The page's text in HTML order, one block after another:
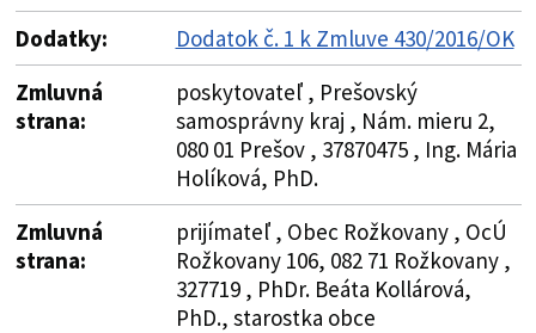
Dodatky:
Dodatok č. 1 k Zmluve 430/2016/OK
Zmluvná
strana:
poskytovateľ , Prešovský
samosprávny kraj , Nám. mieru 2,
080 01 Prešov , 37870475 , Ing. Mária
Holíková, PhD.
Zmluvná
strana:
prijímateľ , Obec Rožkovany , OcÚ
Rožkovany 106, 082 71 Rožkovany ,
327719 , PhDr. Beáta Kollárová,
PhD., starostka obce